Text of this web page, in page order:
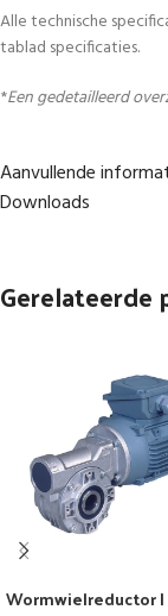
Alle technische
tablad specificaties.
*Een gedetailleerd
Aanvullende
Downloads
Gerelateerde
Wormwielreductor |